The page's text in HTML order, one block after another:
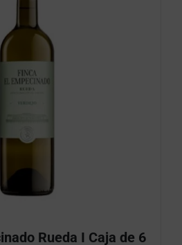
Rueda I Caja de 6